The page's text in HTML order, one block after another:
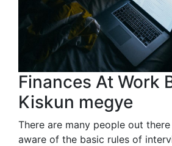
Finances At Work
Kiskun megye
There are many people out
aware of the basic rules of